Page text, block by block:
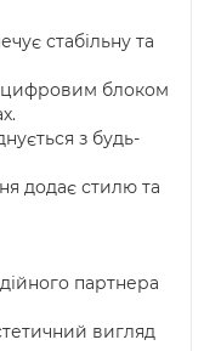
стабільну та
цифровим блоком
з будь-
додає стилю та
партнера
вигляд